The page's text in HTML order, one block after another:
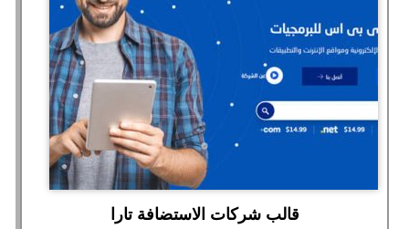
قالب شركات الاستضافة تارا